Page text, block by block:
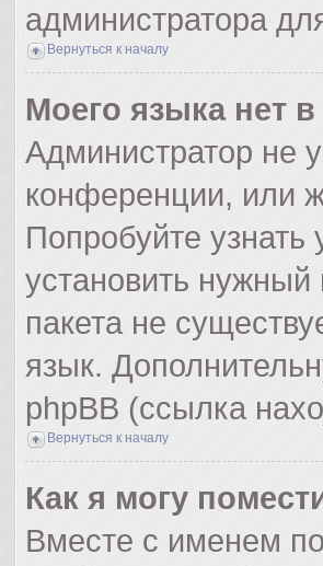
администратора
Вернуться к началу
Моего языка нет в
Администратор не
конференции, или
Попробуйте
установить нужный
пакета не
язык.
phpBB (ссылка
Вернуться к началу
Как я могу
Вместе с именем